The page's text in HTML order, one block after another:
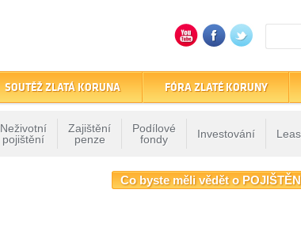
Neživotní
pojištění
Zajištění
penze
Podílové
fondy
Investování
SOUTĚŽ ZLATÁ KORUNA FÓRA ZLATÉ KORUNY
Co byste měli vědět o